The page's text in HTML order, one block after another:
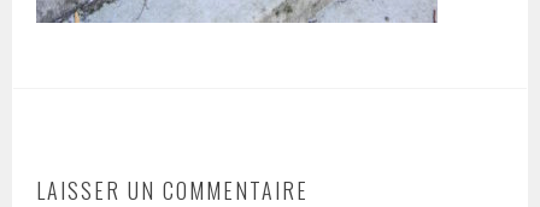
LAISSER UN COMMENTAIRE